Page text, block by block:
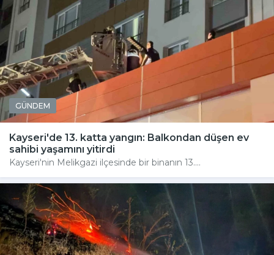
GÜNDEM
Kayseri'de 13. katta yangın: Balkondan düşen ev
sahibi yaşamını yitirdi
Kayseri'nin Melikgazi ilçesinde bir binanın 13....